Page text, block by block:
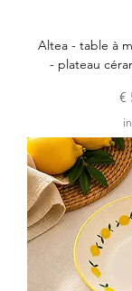
Altea - table à
- plateau
€